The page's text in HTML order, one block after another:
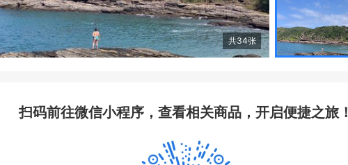
共34张
扫码前往微信小程序，查看相关商品，开启便捷之旅！